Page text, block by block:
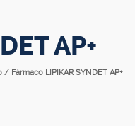
AP+
/ Fármaco LIPIKAR SYNDET AP+